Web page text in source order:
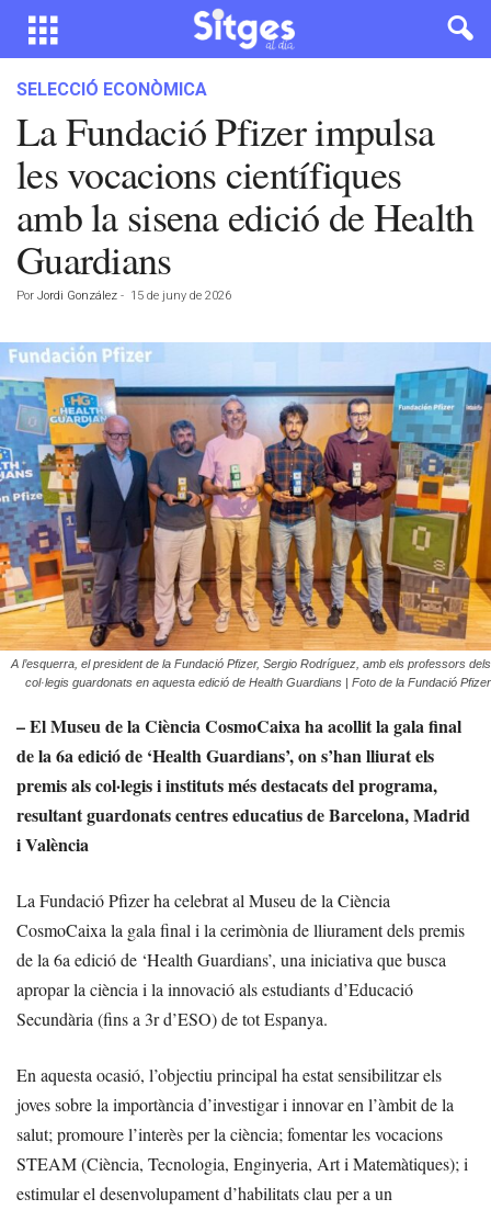
SELECCIÓ ECONÒMICA
La Fundació Pfizer impulsa
les vocacions científiques
amb la sisena edició de Health
Guardians
Por Jordi González - 15 de juny de 2026
A l’esquerra, el president de la Fundació Pfizer, Sergio Rodríguez, amb els professors dels
col·legis guardonats en aquesta edició de Health Guardians | Foto de la Fundació Pfizer
– El Museu de la Ciència CosmoCaixa ha acollit la gala final
de la 6a edició de ‘Health Guardians’, on s’han lliurat els
premis als col·legis i instituts més destacats del programa,
resultant guardonats centres educatius de Barcelona, Madrid
i València
La Fundació Pfizer ha celebrat al Museu de la Ciència
CosmoCaixa la gala final i la cerimònia de lliurament dels premis
de la 6a edició de ‘Health Guardians’, una iniciativa que busca
apropar la ciència i la innovació als estudiants d’Educació
Secundària (fins a 3r d’ESO) de tot Espanya.
En aquesta ocasió, l’objectiu principal ha estat sensibilitzar els
joves sobre la importància d’investigar i innovar en l’àmbit de la
salut; promoure l’interès per la ciència; fomentar les vocacions
STEAM (Ciència, Tecnologia, Enginyeria, Art i Matemàtiques); i
estimular el desenvolupament d’habilitats clau per a un